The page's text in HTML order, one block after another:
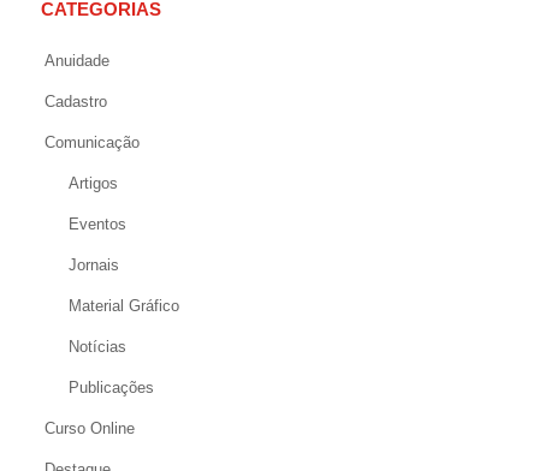
CATEGORIAS
Anuidade
Cadastro
Comunicação
Artigos
Eventos
Jornais
Material Gráfico
Notícias
Publicações
Curso Online